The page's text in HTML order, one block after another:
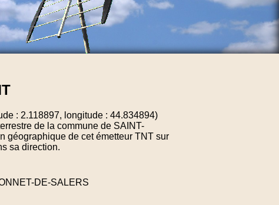
: 2.118897, longitude : 44.834894)
de la commune de SAINT-
géographique de cet émetteur TNT sur
sa direction.
DE-SALERS